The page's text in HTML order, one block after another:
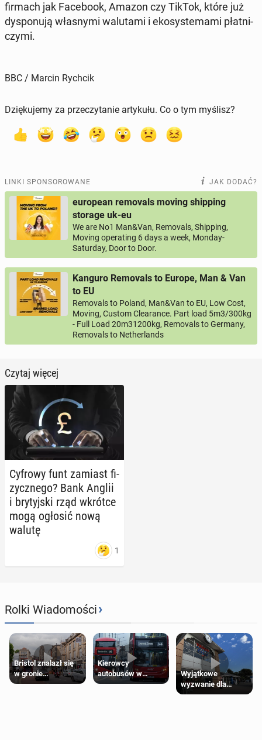
firmach jak Fa­ce­bo­ok, Amazon czy TikTok, które już
dys­po­nu­ją wła­sny­mi wa­lu­ta­mi i eko­sys­te­ma­mi płat­ni­
czy­mi.
BBC / Marcin Rychcik
Dziękujemy za przeczytanie artykułu. Co o tym myślisz?
LINKI SPONSOROWANE JAK DODAĆ?
european removals moving shipping
storage uk-eu
We are No1 Man&Van, Removals, Shipping,
Moving operating 6 days a week, Monday-
Saturday, Door to Door.
Kanguro Removals to Europe, Man & Van
to EU
Removals to Poland, Man&Van to EU, Low Cost,
Moving, Custom Clearance. Part load 5m3/300kg
- Full Load 20m31200kg, Removals to Germany,
Removals to Netherlands
Czytaj więcej
Cyfrowy funt zamiast fi­
zycz­ne­go? Bank Anglii
i bry­tyj­ski rząd wkrótce
mogą ogłosić nową
walutę
1
Rolki Wiadomości›
Bristol znalazł się
w gronie
najlepszych
Kierowcy
autobusów w
Londynie
Wyjątkowe
wyzwanie dla
posiadaczy kart